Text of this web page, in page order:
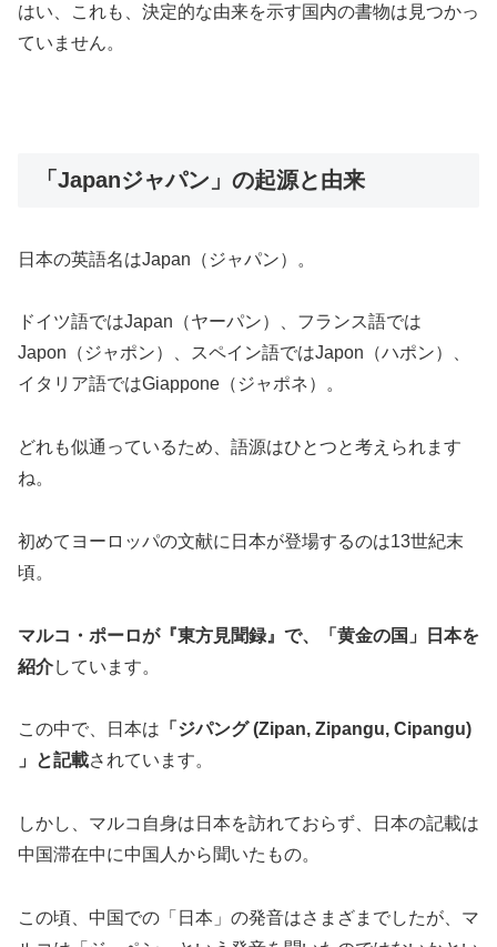
はい、これも、決定的な由来を示す国内の書物は見つかっ
ていません。
「Japanジャパン」の起源と由来
日本の英語名はJapan（ジャパン）。
ドイツ語ではJapan（ヤーパン）、フランス語では
Japon（ジャポン）、スペイン語ではJapon（ハポン）、
イタリア語ではGiappone（ジャポネ）。
どれも似通っているため、語源はひとつと考えられます
ね。
初めてヨーロッパの文献に日本が登場するのは13世紀末
頃。
マルコ・ポーロが『東方見聞録』で、「黄金の国」日本を
紹介しています。
この中で、日本は 「ジパング (Zipan, Zipangu, Cipangu)
」と記載されています。
しかし、マルコ自身は日本を訪れておらず、日本の記載は
中国滞在中に中国人から聞いたもの。
この頃、中国での「日本」の発音はさまざまでしたが、マ